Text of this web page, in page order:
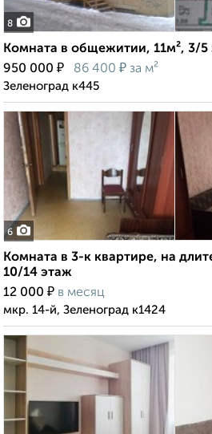
8
Комната в общежитии, 11м², 3/5
950 000 ₽ 86 400 ₽ за м²
Зеленоград к445
6
Комната в 3-к квартире, на
10/14 этаж
12 000 ₽ в месяц
мкр. 14-й, Зеленоград к1424